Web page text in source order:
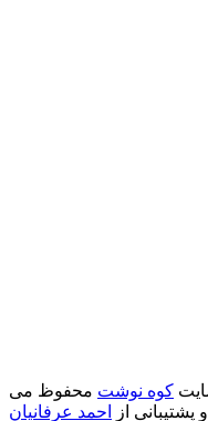
کوه نوشت محفوظ می
از
احمد عرفانیان